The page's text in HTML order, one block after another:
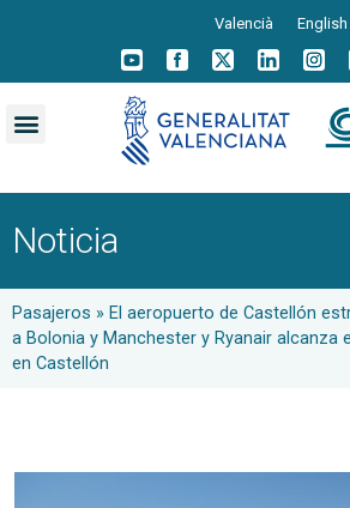
Valencià English
Noticia
Pasajeros » El aeropuerto de Castellón
a Bolonia y Manchester y Ryanair alcanza
en Castellón